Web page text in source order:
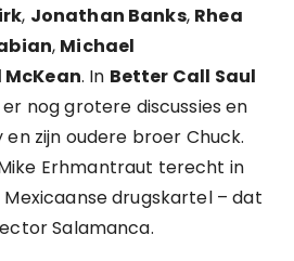
, Jonathan Banks, Rhea
, Michael
. In Better Call Saul
nog grotere discussies en
zijn oudere broer Chuck.
Erhmantraut terecht in
drugskartel – dat
Salamanca.